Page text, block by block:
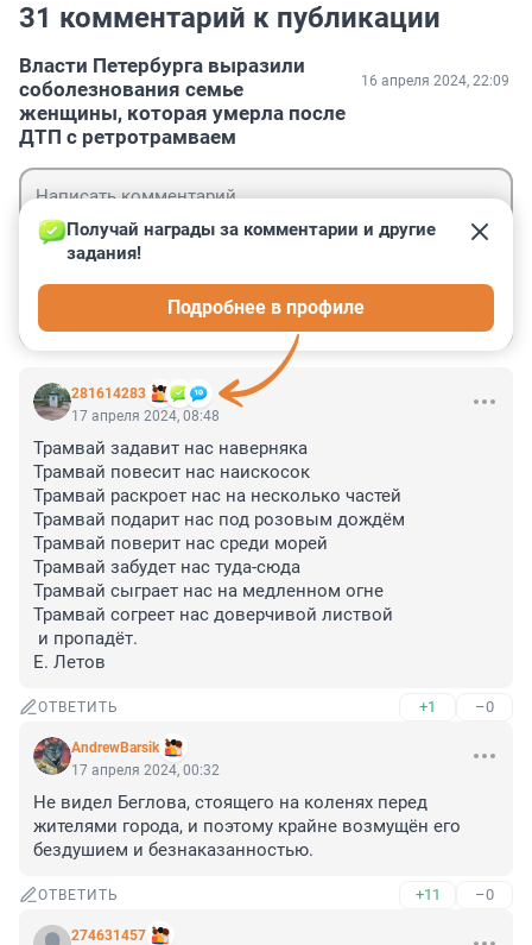
31 комментарий к публикации
Власти Петербурга выразили
соболезнования семье
женщины, которая умерла после
ДТП с ретротрамваем
16 апреля 2024, 22:09
281614283
Получай награды за комментарии и другие
задания!
Подробнее в профиле
17 апреля 2024, 08:48
Трамвай задавит нас наверняка
Трамвай повесит нас наискосок
Трамвай раскроет нас на несколько частей
Трамвай подарит нас под розовым дождём
Трамвай поверит нас среди морей
Трамвай забудет нас туда-сюда
Трамвай сыграет нас на медленном огне
Трамвай согреет нас доверчивой листвой
и пропадёт.
Е. Летов
ОТВЕТИТЬ +1 –0
AndrewBarsik
17 апреля 2024, 00:32
Не видел Беглова, стоящего на коленях перед
жителями города, и поэтому крайне возмущён его
бездушием и безнаказанностью.
ОТВЕТИТЬ +11 –0
274631457